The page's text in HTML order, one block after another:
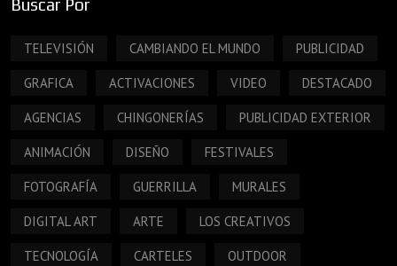
Buscar Por
TELEVISIÓN CAMBIANDO EL MUNDO PUBLICIDAD
GRAFICA ACTIVACIONES VIDEO DESTACADO
AGENCIAS CHINGONERÍAS PUBLICIDAD EXTERIOR
ANIMACIÓN DISEÑO FESTIVALES
FOTOGRAFÍA GUERRILLA MURALES
DIGITAL ART ARTE LOS CREATIVOS
TECNOLOGÍA CARTELES OUTDOOR